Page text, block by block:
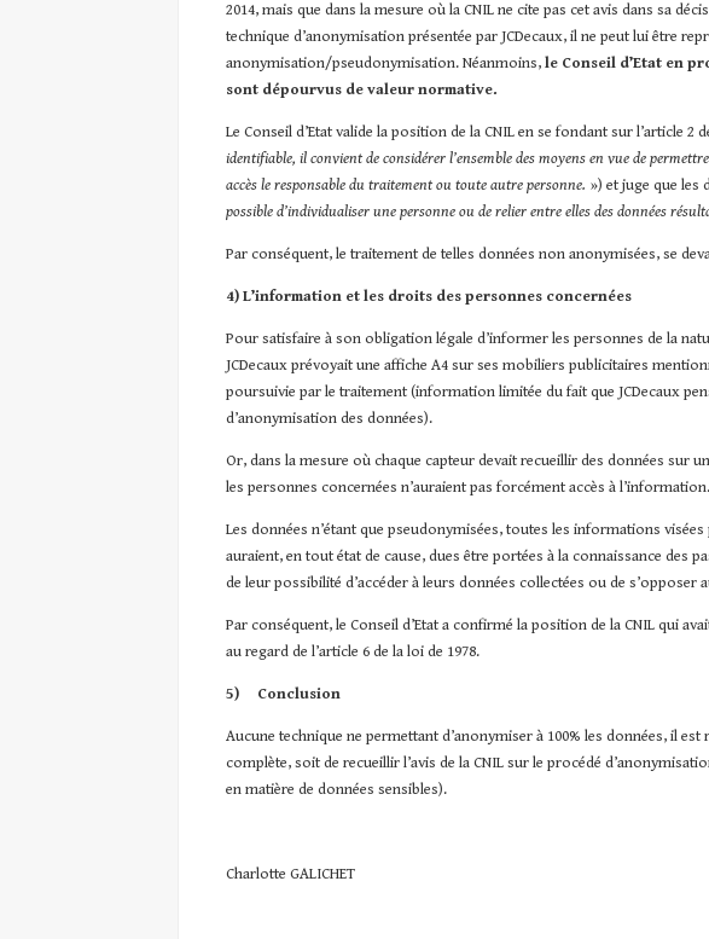
2014, mais que dans la mesure où la CNIL ne cite pas cet avis dans sa
technique d’anonymisation présentée par JCDecaux, il ne peut lui être
anonymisation/pseudonymisation. Néanmoins, le Conseil d’Etat en
sont dépourvus de valeur normative.
Le Conseil d’Etat valide la position de la CNIL en se fondant sur l’article 2
identifiable, il convient de considérer l’ensemble des moyens en vue de
accès le responsable du traitement ou toute autre personne. ») et juge que les
possible d’individualiser une personne ou de relier entre elles des données
Par conséquent, le traitement de telles données non anonymisées, se
4) L’information et les droits des personnes concernées
Pour satisfaire à son obligation légale d’informer les personnes de la
JCDecaux prévoyait une affiche A4 sur ses mobiliers publicitaires
poursuivie par le traitement (information limitée du fait que JCDecaux
d’anonymisation des données).
Or, dans la mesure où chaque capteur devait recueillir des données sur
les personnes concernées n’auraient pas forcément accès à l’information.
Les données n’étant que pseudonymisées, toutes les informations
auraient, en tout état de cause, dues être portées à la connaissance des
de leur possibilité d’accéder à leurs données collectées ou de s’opposer
Par conséquent, le Conseil d’Etat a confirmé la position de la CNIL qui
au regard de l’article 6 de la loi de 1978.
5) Conclusion
Aucune technique ne permettant d’anonymiser à 100% les données, il
complète, soit de recueillir l’avis de la CNIL sur le procédé
en matière de données sensibles).
Charlotte GALICHET